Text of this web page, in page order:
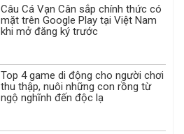
Câu Cá Vạn Cân sắp chính thức có
mặt trên Google Play tại Việt Nam
khi mở đăng ký trước
Top 4 game di động cho người chơi
thu thập, nuôi những con rồng từ
ngộ nghĩnh đến độc lạ